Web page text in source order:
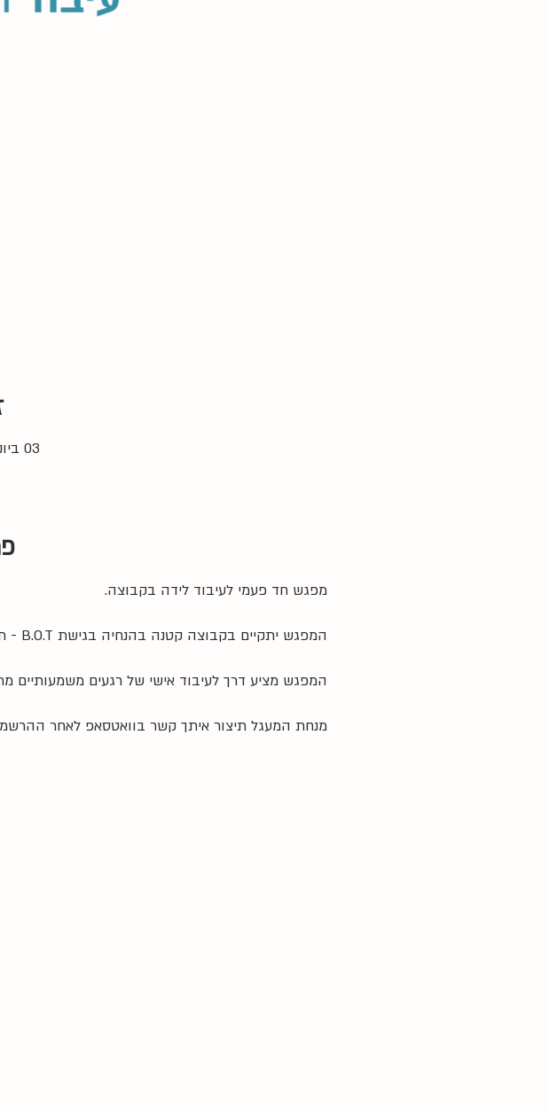
03 ביוני 2026, 10:30 – 13:00
מפגש חד פעמי לעיבוד לידה בקבוצה.
המפגש יתקיים בקבוצה קטנה בהנחיה בגישת B.O.T - תקשורת בשדה הלידה.
המפגש מציע דרך לעיבוד אישי של רגעים משמעותיים
מנחת המעגל תיצור איתך קשר בוואטסאפ לאחר